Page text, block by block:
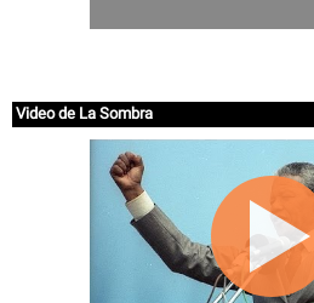
Video de La Sombra